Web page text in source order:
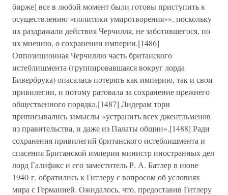
бирже] все в любой момент были готовы приступить к
осуществлению «политики умиротворения»», поскольку
их раздражали действия Черчилля, не заботившегося, по
их мнению, о сохранении империи.[1486]
Оппозиционная Черчиллю часть британского
истеблишмента (группировавшаяся вокруг лорда
Бивербрука) опасалась потерять как империю, так и свои
привилегии, и потому ратовала за сохранение прежнего
общественного порядка.[1487] Лидерам тори
приписывались замыслы «устранить всех джентльменов
из правительства, и даже из Палаты общин».[1488] Ради
сохранения привилегий британского истеблишмента и
спасения Британской империи министр иностранных дел
лорд Галифакс и его заместитель Р. А. Батлер в июне
1940 г. обратились к Гитлеру с вопросом об условиях
мира с Германией. Ожидалось, что, предоставив Гитлеру